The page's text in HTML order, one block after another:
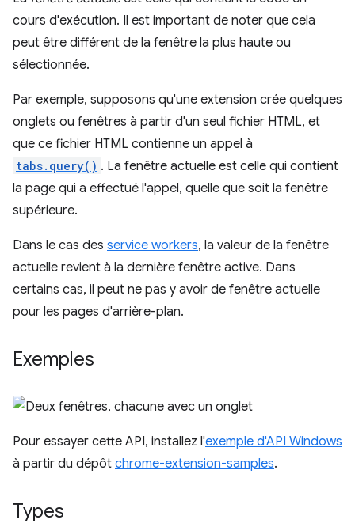
cours d'exécution. Il est important de noter que cela
peut être différent de la fenêtre la plus haute ou
sélectionnée.
Par exemple, supposons qu'une extension crée quelques
onglets ou fenêtres à partir d'un seul fichier HTML, et
que ce fichier HTML contienne un appel à
tabs.query() . La fenêtre actuelle est celle qui contient
la page qui a effectué l'appel, quelle que soit la fenêtre
supérieure.
Dans le cas des service workers, la valeur de la fenêtre
actuelle revient à la dernière fenêtre active. Dans
certains cas, il peut ne pas y avoir de fenêtre actuelle
pour les pages d'arrière-plan.
Exemples
Pour essayer cette API, installez l'exemple d'API Windows
à partir du dépôt chrome-extension-samples.
Types